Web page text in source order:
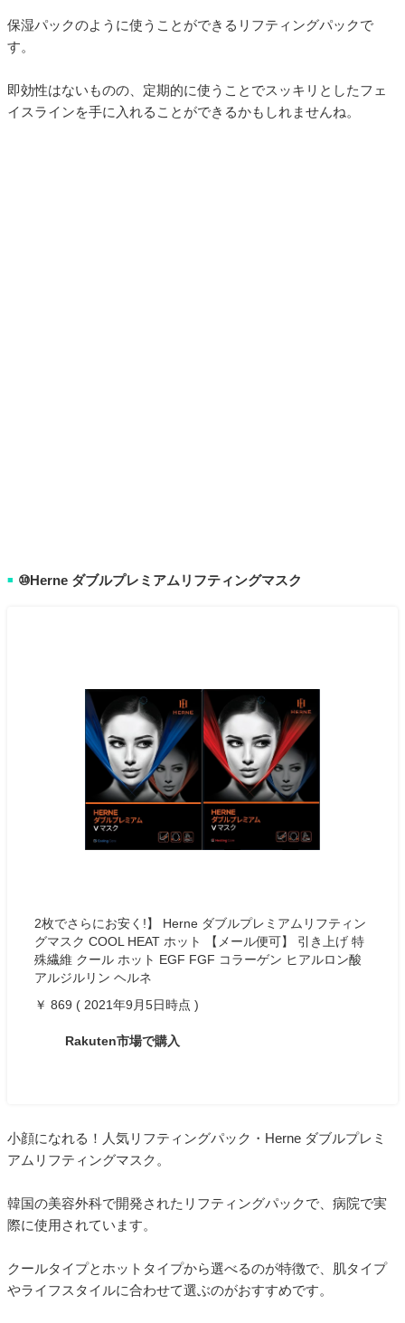
保湿パックのように使うことができるリフティングパックで
す。
即効性はないものの、定期的に使うことでスッキリとしたフェ
イスラインを手に入れることができるかもしれませんね。
■ ⑩Herne ダブルプレミアムリフティングマスク
2枚でさらにお安く!】 Herne ダブルプレミアムリフティン
グマスク COOL HEAT ホット 【メール便可】 引き上げ 特
殊繊維 クール ホット EGF FGF コラーゲン ヒアルロン酸
アルジルリン ヘルネ
￥ 869 ( 2021年9月5日時点 )
Rakuten市場で購入
小顔になれる！人気リフティングパック・Herne ダブルプレミ
アムリフティングマスク。
韓国の美容外科で開発されたリフティングパックで、病院で実
際に使用されています。
クールタイプとホットタイプから選べるのが特徴で、肌タイプ
やライフスタイルに合わせて選ぶのがおすすめです。